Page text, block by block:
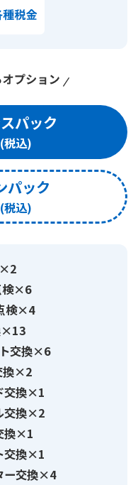
パック
パック
検×6
検×4
×13
交換×6
換×2
交換×1
交換×2
換×1
交換×1
ー交換×4